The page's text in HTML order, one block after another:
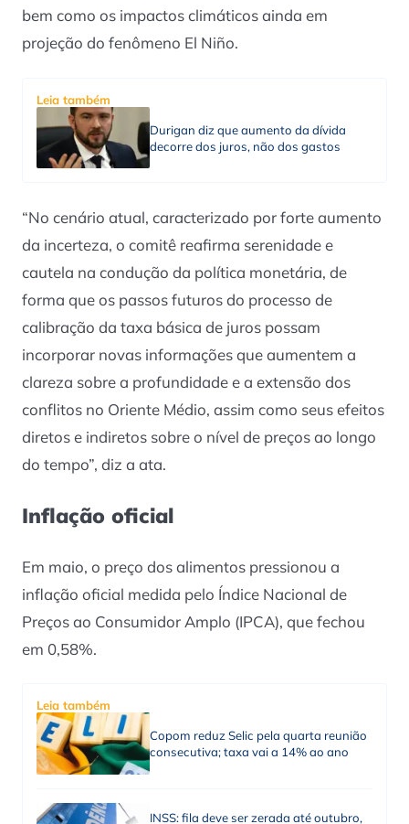
bem como os impactos climáticos ainda em
projeção do fenômeno El Niño.
Leia também
Durigan diz que aumento da dívida
decorre dos juros, não dos gastos
“No cenário atual, caracterizado por forte aumento
da incerteza, o comitê reafirma serenidade e
cautela na condução da política monetária, de
forma que os passos futuros do processo de
calibração da taxa básica de juros possam
incorporar novas informações que aumentem a
clareza sobre a profundidade e a extensão dos
conflitos no Oriente Médio, assim como seus efeitos
diretos e indiretos sobre o nível de preços ao longo
do tempo”, diz a ata.
Inflação oficial
Em maio, o preço dos alimentos pressionou a
inflação oficial medida pelo Índice Nacional de
Preços ao Consumidor Amplo (IPCA), que fechou
em 0,58%.
Leia também
Copom reduz Selic pela quarta reunião
consecutiva; taxa vai a 14% ao ano
INSS: fila deve ser zerada até outubro,